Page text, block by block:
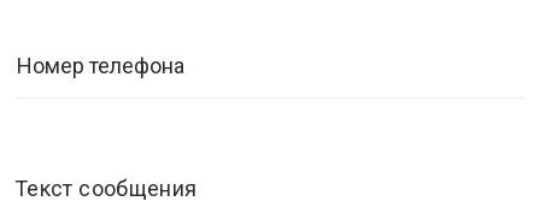
Текст сообщения